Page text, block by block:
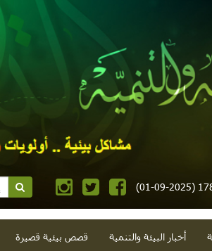
أخبار البيئة والتنمية قصص بيئية قصيرة